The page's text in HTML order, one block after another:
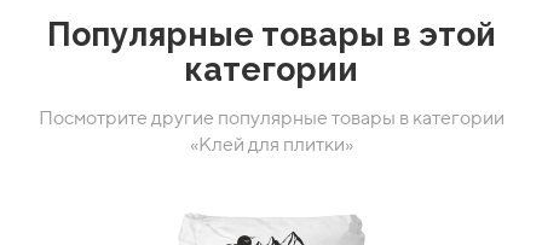
Популярные товары в этой
категории
Посмотрите другие популярные товары в категории
«Клей для плитки»